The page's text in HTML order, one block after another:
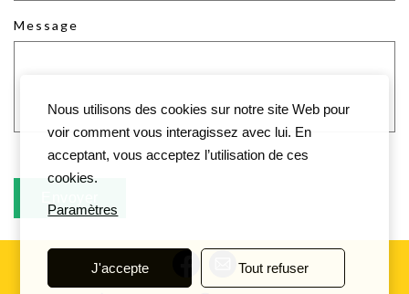
Message
Nous utilisons des cookies sur notre site Web pour
voir comment vous interagissez avec lui. En
acceptant, vous acceptez l’utilisation de ces
cookies.
Paramètres
J'accepte Tout refuser